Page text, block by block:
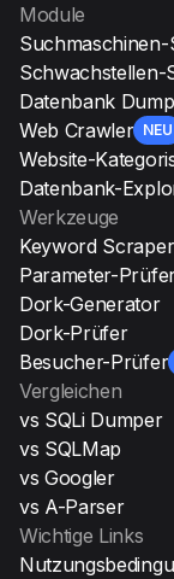
Module
Schwachstellen-
Datenbank
Web Crawler NEU
Website-
Datenbank-
Werkzeuge
Keyword Scraper
Parameter-
Dork-Generator
Dork-Prüfer
Besucher-Prüfer
Vergleichen
vs SQLi Dumper
vs SQLMap
vs Googler
vs A-Parser
Wichtige Links